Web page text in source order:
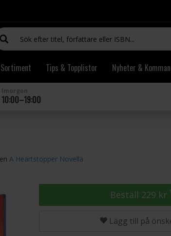
Sortiment Tips & Topplistor Nyheter &
10:00–19:00
A Heartstopper Novella
Beställ 229 kr
Lägg till på